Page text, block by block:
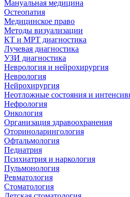
Мануальная медицина
Остеопатия
Медицинское право
Методы визуализации
КТ и МРТ диагностика
Лучевая диагностика
УЗИ диагностика
Неврология и нейрохирургия
Неврология
Нейрохирургия
Неотложные состояния и
Нефрология
Онкология
Организация здравоохранения
Оториноларингология
Офтальмология
Педиатрия
Психиатрия и наркология
Пульмонология
Ревматология
Стоматология